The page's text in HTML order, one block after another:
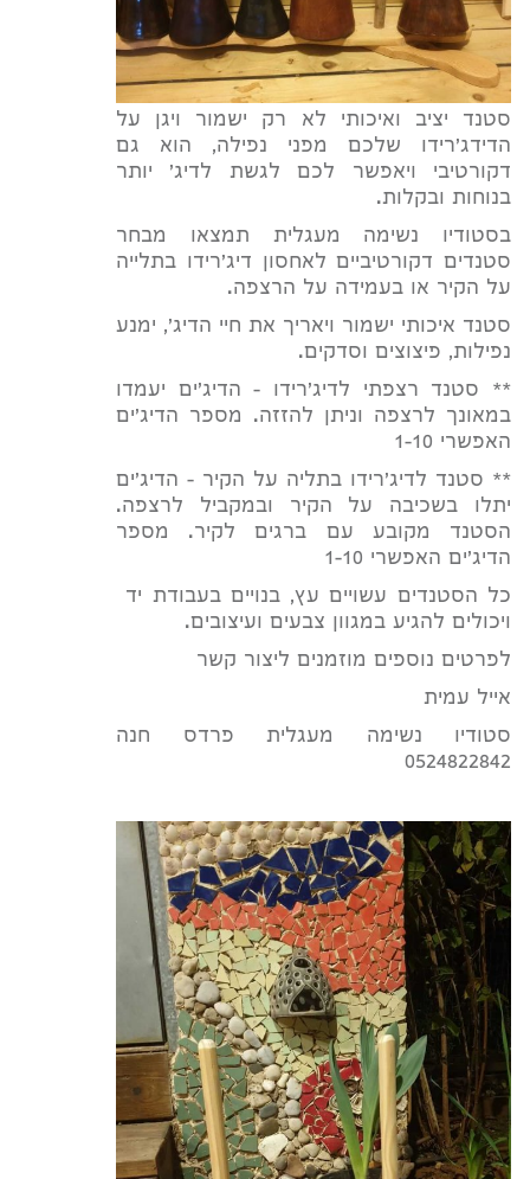
סטנד יציב ואיכותי לא רק ישמור ויגן על
הדידג'רידו שלכם מפני נפילה, הוא גם
דקורטיבי ויאפשר לכם לגשת לדיג' יותר
בנוחות ובקלות.
בסטודיו נשימה מעגלית תמצאו מבחר
סטנדים דקורטיביים לאחסון דיג'רידו בתלייה
על הקיר או בעמידה על הרצפה.
סטנד איכותי ישמור ויאריך את חיי הדיג', ימנע
נפילות, פיצוצים וסדקים.
** סטנד רצפתי לדיג'רידו - הדיג'ים יעמדו
במאונך לרצפה וניתן להזזה. מספר הדיג'ים
האפשרי 1-10
** סטנד לדיג'רידו בתליה על הקיר - הדיג'ים
יתלו בשכיבה על הקיר ובמקביל לרצפה.
הסטנד מקובע עם ברגים לקיר. מספר
הדיג'ים האפשרי 1-10
כל הסטנדים עשויים עץ, בנויים בעבודת יד
ויכולים להגיע במגוון צבעים ועיצובים.
לפרטים נוספים מוזמנים ליצור קשר
אייל עמית
סטודיו נשימה מעגלית פרדס חנה
0524822842